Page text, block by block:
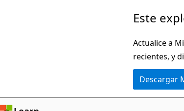
Este
Actualice a
recientes, y
Descargar